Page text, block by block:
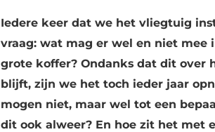
Iedere keer dat we het vliegtuig
vraag: wat mag er wel en niet mee
grote koffer? Ondanks dat dit over
blijft, zijn we het toch ieder jaar
mogen niet, maar wel tot een
dit ook alweer? En hoe zit het met